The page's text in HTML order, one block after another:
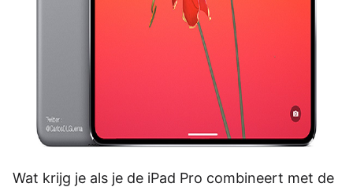
Wat krijg je als je de iPad Pro combineert met de